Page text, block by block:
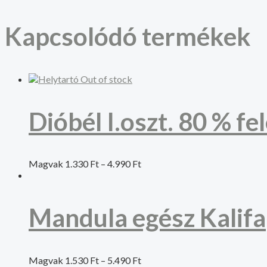
Kapcsolódó termékek
Out of stock
Dióbél I.oszt. 80 %
Magvak 1.330Ft – 4.990Ft
Mandula egész Kalifa
Magvak 1.530Ft – 5.490Ft